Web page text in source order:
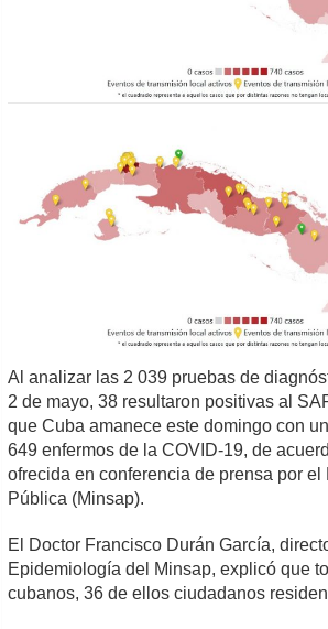
Al analizar las 2 039 pruebas de
2 de mayo, 38 resultaron positivas al
que Cuba amanece este domingo con
649 enfermos de la COVID-19, de
ofrecida en conferencia de prensa por el
Pública (Minsap).
El Doctor Francisco Durán García,
Epidemiología del Minsap, explicó que
cubanos, 36 de ellos ciudadanos